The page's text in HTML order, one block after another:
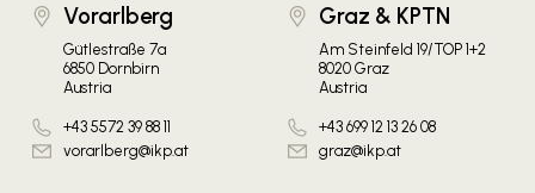
Vorarlberg
Gütlestraße 7a
6850 Dornbirn
Austria
+43 5572 39 88 11
vorarlberg@ikp.at
Graz & KPTN
Am Steinfeld 19/TOP 1+2
8020 Graz
Austria
+43 699 12 13 26 08
graz@ikp.at